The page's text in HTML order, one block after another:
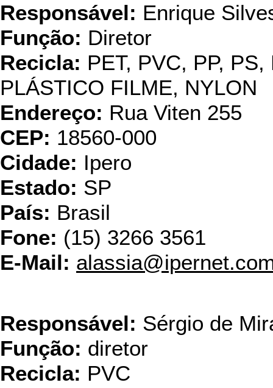
Responsável: Enrique
Função: Diretor
Recicla: PET, PVC, PP,
PLÁSTICO FILME, NYLON
Endereço: Rua Viten 255
CEP: 18560-000
Cidade: Ipero
Estado: SP
País: Brasil
Fone: (15) 3266 3561
E-Mail:
Responsável: Sérgio de
Função: diretor
Recicla: PVC